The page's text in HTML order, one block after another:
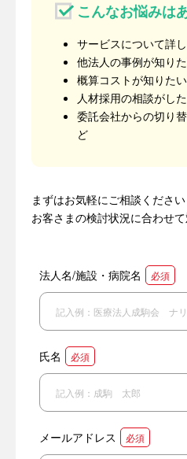
こんなお悩みは
サービスについて詳
他法人の事例が知り
概算コストが知りたい
人材採用の相談がし
委託会社からの切り
ど
まずはお気軽にご相談ください
お客さまの検討状況に合わせて
法人名/施設・病院名 必須
氏名 必須
メールアドレス 必須